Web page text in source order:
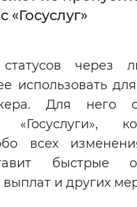
С засечками
сайта
фон
через
использовать
Для него
всех
быстрые
и других